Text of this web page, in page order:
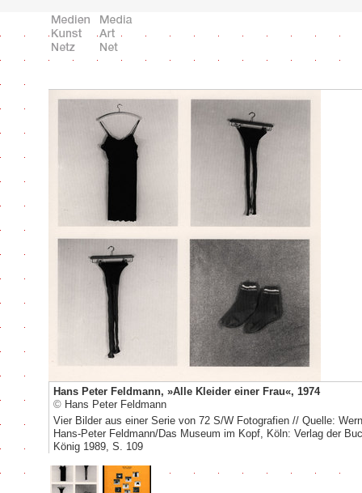
Hans Peter Feldmann, »Alle Kleider einer Frau«, 1974
© Hans Peter Feldmann
Vier Bilder aus einer Serie von 72 S/W Fotografien // Quelle:
Hans-Peter Feldmann/Das Museum im Kopf, Köln: Verlag der
König 1989, S. 109